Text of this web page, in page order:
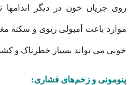
روی جریان خون در دیگر اندامها
موارد باعث آمبولی ریوی و سکته
خونی می تواند بسیار خطرناک و
پنومونی و زخم‌های فشاری: